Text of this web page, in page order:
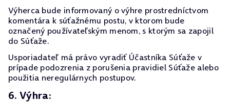
Výherca bude informovaný o výhre prostredníctvom
komentára k súťažnému postu, v ktorom bude
označený používateľským menom, s ktorým sa zapojil
do Súťaže.
Usporiadateľ má právo vyradiť Účastníka Súťaže v
prípade podozrenia z porušenia pravidiel Súťaže alebo
použitia neregulárnych postupov.
6. Výhra: